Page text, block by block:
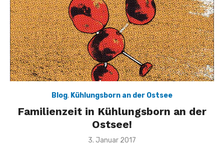
Blog, Kühlungsborn an der Ostsee
Familienzeit in Kühlungsborn an der
Ostsee!
Veröffentlicht
3. Januar 2017